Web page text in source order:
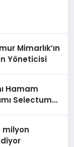
Mimarlık’ın
Yöneticisi
Hamam
Selectum
milyon